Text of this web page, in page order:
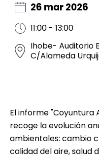
26 mar 2026
11:00 - 13:00
Ihobe- Auditorio
C/Alameda
El informe "Coyuntura
recoge la evolución
ambientales: cambio
calidad del aire, salud